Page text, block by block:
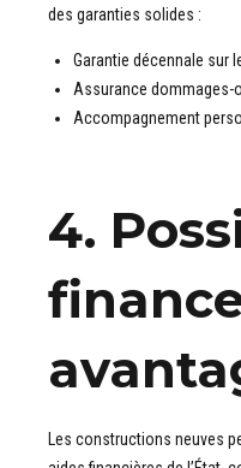
des garanties solides :
Garantie décennale sur
Assurance dommages-
Accompagnement
4.
Les constructions neuves